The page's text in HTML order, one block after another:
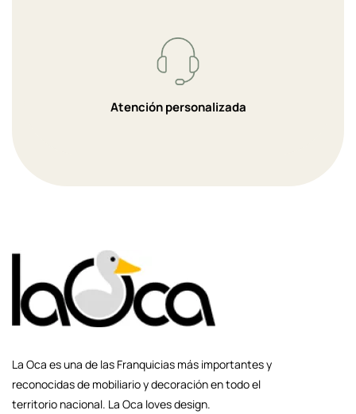
Atención personalizada
La Oca es una de las Franquicias más importantes y
reconocidas de mobiliario y decoración en todo el
territorio nacional. La Oca loves design.